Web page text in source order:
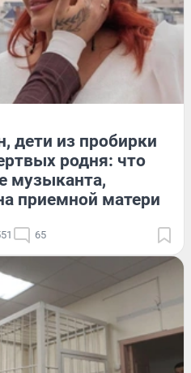
дети из пробирки
родня: что
музыканта,
приемной матери
65